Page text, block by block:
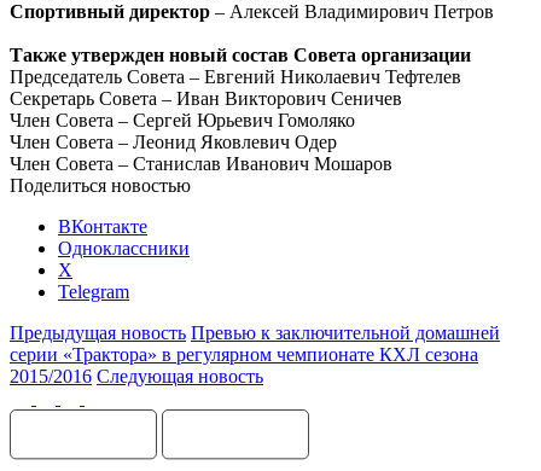
Спортивный директор – Алексей Владимирович Петров
Также утвержден новый состав Совета организации
Председатель Совета – Евгений Николаевич Тефтелев
Секретарь Совета – Иван Викторович Сеничев
Член Совета – Сергей Юрьевич Гомоляко
Член Совета – Леонид Яковлевич Одер
Член Совета – Станислав Иванович Мошаров
Поделиться новостью
ВКонтакте
Одноклассники
X
Telegram
Предыдущая новость Превью к заключительной домашней
серии «Трактора» в регулярном чемпионате КХЛ сезона
2015/2016 Следующая новость